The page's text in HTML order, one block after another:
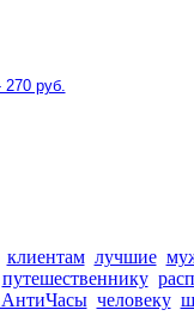
руб.
клиентам лучшие
путешественнику
человеку